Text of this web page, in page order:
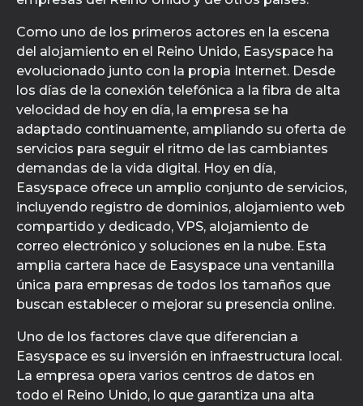
Como uno de los primeros actores en la escena
del alojamiento en el Reino Unido, Easyspace ha
evolucionado junto con la propia Internet. Desde
los días de la conexión telefónica a la fibra de alta
velocidad de hoy en día, la empresa se ha
adaptado continuamente, ampliando su oferta de
servicios para seguir el ritmo de las cambiantes
demandas de la vida digital. Hoy en día,
Easyspace ofrece un amplio conjunto de servicios,
incluyendo registro de dominios, alojamiento web
compartido y dedicado, VPS, alojamiento de
correo electrónico y soluciones en la nube. Esta
amplia cartera hace de Easyspace una ventanilla
única para empresas de todos los tamaños que
buscan establecer o mejorar su presencia online.
Uno de los factores clave que diferencian a
Easyspace es su inversión en infraestructura local.
La empresa opera varios centros de datos en
todo el Reino Unido, lo que garantiza una alta